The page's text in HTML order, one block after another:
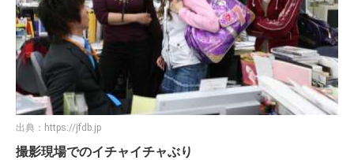
出典： https://jfdb.jp
撮影現場でのイチャイチャぶり